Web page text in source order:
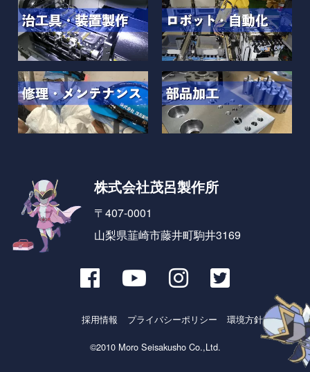
株式会社茂呂製作所
〒407-0001
山梨県韮崎市藤井町駒井3169
採用情報 プライバシーポリシー 環境方針とSDGs
©2010 Moro Seisakusho Co.,Ltd.